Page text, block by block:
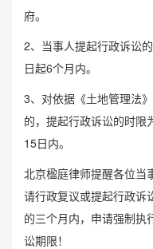
府。
2、当事人提起行政诉讼
日起6个月内。
3、对依据《土地管理法
的，提起行政诉讼的时限
15日内。
北京楹庭律师提醒各位当
请行政复议或提起行政诉
的三个月内，申请强制执
讼期限！